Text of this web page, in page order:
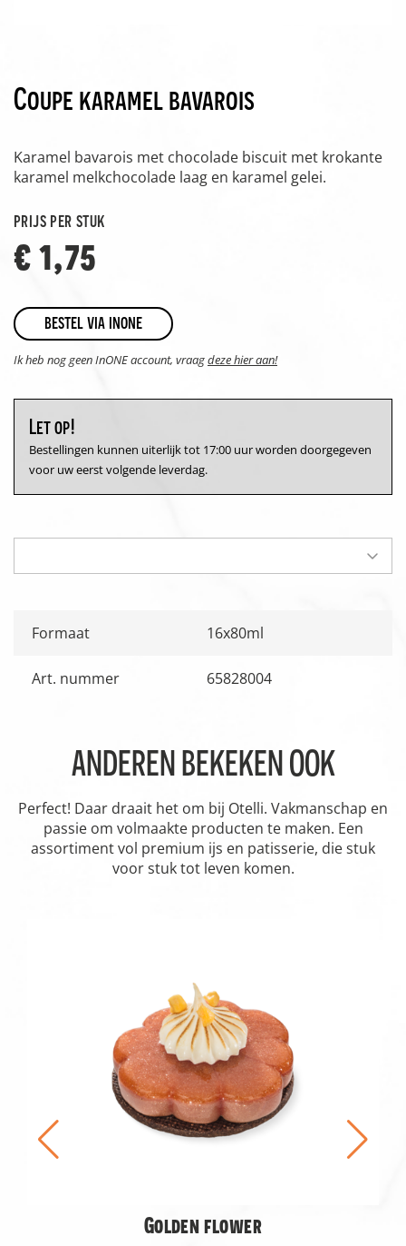
Coupe karamel bavarois
Karamel bavarois met chocolade biscuit met krokante
karamel melkchocolade laag en karamel gelei.
prijs per stuk
€ 1,75
bestel via inone
Ik heb nog geen InONE account, vraagdeze hier aan!
Let op!
Bestellingen kunnen uiterlijk tot 17:00 uur worden doorgegeven
voor uw eerst volgende leverdag.
Formaat 16x80ml
Art. nummer 65828004
ANDEREN BEKEKEN OOK
Perfect! Daar draait het om bij Otelli. Vakmanschap en
passie om volmaakte producten te maken. Een
assortiment vol premium ijs en patisserie, die stuk
voor stuk tot leven komen.
Golden flower